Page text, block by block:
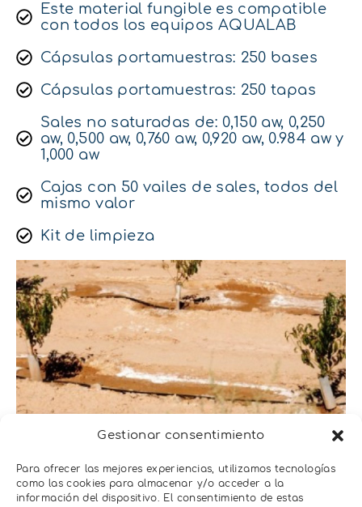
Gestionar consentimiento
Para ofrecer las mejores experiencias, utilizamos tecnologías
como las cookies para almacenar y/o acceder a la
información del dispositivo. El consentimiento de estas
Este material fungible es compatible
con todos los equipos AQUALAB
Cápsulas portamuestras: 250 bases
Cápsulas portamuestras: 250 tapas
Sales no saturadas de: 0,150 aw, 0,250
aw, 0,500 aw, 0,760 aw, 0,920 aw, 0.984 aw y
1,000 aw
Cajas con 50 vailes de sales, todos del
mismo valor
Kit de limpieza
Mantenimiento